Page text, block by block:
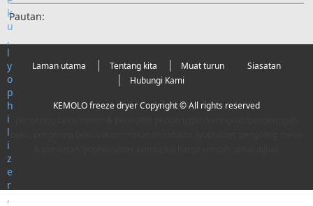
Pautan:
Laman utama Tentang kita Muat turun
Siasatan
Hubungi Kami
KEMOLO freeze dryer Copyright © All rights reserved